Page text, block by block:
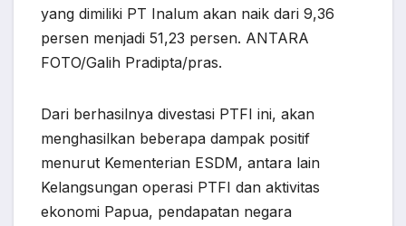
yang dimiliki PT Inalum akan naik dari 9,36
persen menjadi 51,23 persen. ANTARA
FOTO/Galih Pradipta/pras.
Dari berhasilnya divestasi PTFI ini, akan
menghasilkan beberapa dampak positif
menurut Kementerian ESDM, antara lain
Kelangsungan operasi PTFI dan aktivitas
ekonomi Papua, pendapatan negara